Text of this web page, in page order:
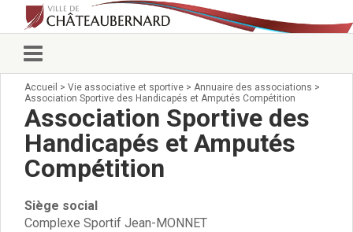
Vie municipale
Conseillers municipaux
Commissions 2026
Prendre rendez-vous
Arrêtés du Maire
Services municipaux
Organigramme
Accueil > Vie associative et sportive > Annuaire des associations >
Association Sportive des Handicapés et Amputés Compétition
Association Sportive des
Handicapés et Amputés
Compétition
Siège social
Complexe Sportif Jean-MONNET